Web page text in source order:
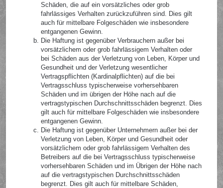
Schäden, die auf ein vorsätzliches oder grob
fahrlässiges Verhalten zurückzuführen sind. Dies gilt
auch für mittelbare Folgeschäden wie insbesondere
entgangenen Gewinn.
Die Haftung ist gegenüber Verbrauchern außer bei
vorsätzlichem oder grob fahrlässigem Verhalten oder
bei Schäden aus der Verletzung von Leben, Körper und
Gesundheit und der Verletzung wesentlicher
Vertragspflichten (Kardinalpflichten) auf die bei
Vertragsschluss typischerweise vorhersehbaren
Schäden und im übrigen der Höhe nach auf die
vertragstypischen Durchschnittsschäden begrenzt. Dies
gilt auch für mittelbare Folgeschäden wie insbesondere
entgangenen Gewinn.
Die Haftung ist gegenüber Unternehmern außer bei der
Verletzung von Leben, Körper und Gesundheit oder
vorsätzlichem oder grob fahrlässigem Verhalten des
Betreibers auf die bei Vertragsschluss typischerweise
vorhersehbaren Schäden und im Übrigen der Höhe nach
auf die vertragstypischen Durchschnittsschäden
begrenzt. Dies gilt auch für mittelbare Schäden,